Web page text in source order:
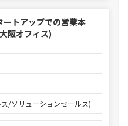
ートアップでの営業本
阪オフィス)
/ソリューションセールス)